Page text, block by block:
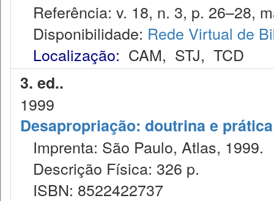
Referência: v. 18, n. 3, p. 26–28,
Disponibilidade: Rede Virtual de
Localização: CAM, STJ, TCD
3. ed..
1999
Desapropriação: doutrina e prática
Imprenta: São Paulo, Atlas, 1999.
Descrição Física: 326 p.
ISBN: 8522422737